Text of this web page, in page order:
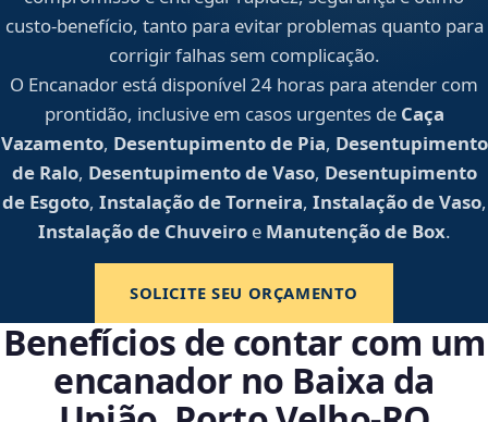
custo-benefício, tanto para evitar problemas quanto para
corrigir falhas sem complicação.
O Encanador está disponível 24 horas para atender com
prontidão, inclusive em casos urgentes de Caça
Vazamento, Desentupimento de Pia, Desentupimento
de Ralo, Desentupimento de Vaso, Desentupimento
de Esgoto, Instalação de Torneira, Instalação de Vaso,
Instalação de Chuveiroe Manutenção de Box.
SOLICITE SEU ORÇAMENTO
Benefícios de contar com um
encanador no Baixa da